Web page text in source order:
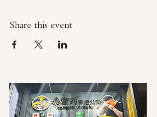
Share this event